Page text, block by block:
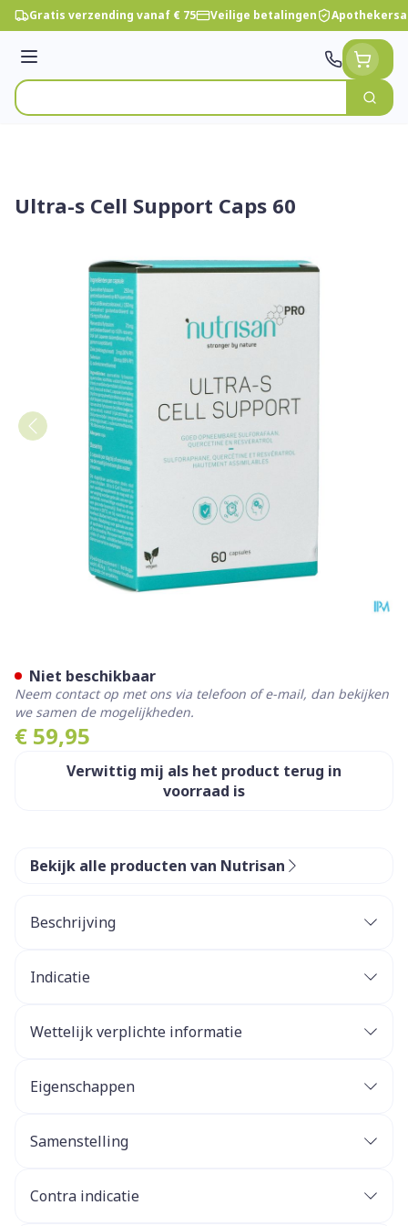
Ga naar de inhoud
Gratis verzending vanaf € 75 Veilige betalingen
Menu
Product, merk, categorie...
Zoek
Ultra-s Cell Support Caps 60
€ 59,95
Verwittig mij als het product terug in
voorraad is
Niet beschikbaar
Neem contact op met ons via telefoon of e-mail, dan bekijken
we samen de mogelijkheden.
Bekijk alle producten van Nutrisan
Beschrijving
Indicatie
Wettelijk verplichte informatie
Eigenschappen
Samenstelling
Contra indicatie